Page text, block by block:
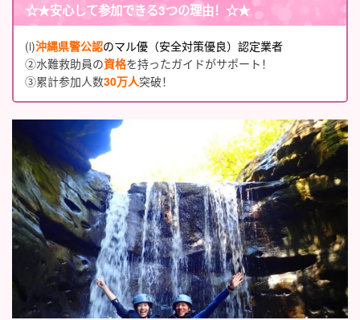
☆★安心して参加できる3つの理由！☆★
(i)沖縄県警公認のマル優（安全対策優良）認定業者
②水難救助員の資格を持ったガイドがサポート！
③累計参加人数30万人突破！